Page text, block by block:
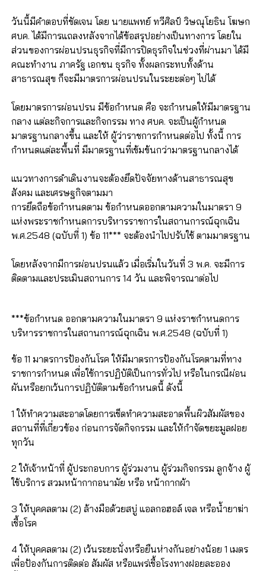
วันนี้มีคำตอบที่ชัดเจน โดย นายแพทย์ ทวีศิลป์ วิษณุโยธิน โฆษก
ศบค. ได้มีการแถลงหลังจากได้ข้อสรุปอย่างเป็นทางการ โดยใน
ส่วนของการผ่อนปรนธุรกิจที่มีการปิดธุรกิจในช่วงที่ผ่านมา ได้มี
คณะทำงาน ภาครัฐ เอกชน ธุรกิจ ทั้งผลกระทบทั้งด้าน
สาธารณสุข ก็จะมีมาตรการผ่อนปรนในระยะต่อๆ ไปได้
โดยมาตรการผ่อนปรน มีข้อกำหนด คือ จะกำหนดให้มีมาตรฐาน
กลาง แต่ละกิจการและกิจกรรม ทาง ศบค. จะเป็นผู้กำหนด
มาตรฐานกลางขึ้น และให้ ผู้ว่าราชการกำหนดต่อไป ทั้งนี้ การ
กำหนดแต่ละพื้นที่ มีมาตรฐานที่เข้มข้นกว่ามาตรฐานกลางได้
แนวทางการดำเดินงานจะต้องยึดปัจจัยทางด้านสาธารณสุข
สังคม และเศรษฐกิจตามมา
การยึดถือข้อกำหนดตาม ข้อกำหนดออกตามความในมาตรา 9
แห่งพระราชกำหนดการบริหารราชการในสถานการณ์ฉุกเฉิน
พ.ศ.2548 (ฉบับที่ 1) ข้อ 11*** จะต้องนำไปปรับใช้ ตามมาตรฐาน
โดยหลังจากมีการผ่อนปรนแล้ว เมื่อเริ่มในวันที่ 3 พ.ค. จะมีการ
ติดตามและประเมินสถานการ 14 วัน และพิจารณาต่อไป
***ข้อกำหนด ออกตามความในมาตรา 9 แห่งราชกำหนดการ
บริหารราชการในสถานการณ์ฉุกเฉิน พ.ศ.2548 (ฉบับที่ 1)
ข้อ 11 มาตรการป้องกันโรค ให้มีมาตรการป้องกันโรคตามที่ทาง
ราชการกำหนด เพื่อใช้การปฏิบัติเป็นการทั่วไป หรือในกรณีผ่อน
ผันหรือยกเว้นการปฏิบัติตามข้อกำหนดนี้ ดังนี้
1 ให้ทำความสะอาดโดยการเช็ดทำความสะอาดพื้นผิวสัมผัสของ
สถานที่ที่เกี่ยวข้อง ก่อนการจัดกิจกรรม และให้กำจัดขยะมูลฝอย
ทุกวัน
2 ให้เจ้าหน้าที่ ผู้ประกอบการ ผู้ร่วมงาน ผู้ร่วมกิจกรรม ลูกจ้าง ผู้
ใช้บริการ สวมหน้ากากอนามัย หรือ หน้ากากผ้า
3 ให้บุคคลตาม (2) ล้างมือด้วยสบู่ แอลกอฮอล์ เจล หรือน้ำยาฆ่า
เชื้อโรค
4 ให้บุคคลตาม (2) เว้นระยะนั่งหรือยืนห่างกันอย่างน้อย 1 เมตร
เพื่อป้องกันการติดต่อ สัมผัส หรือแพร่เชื้อโรงทางฝอยละออง